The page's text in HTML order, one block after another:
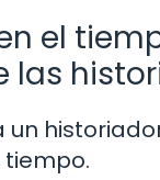
el
las
tiempo.